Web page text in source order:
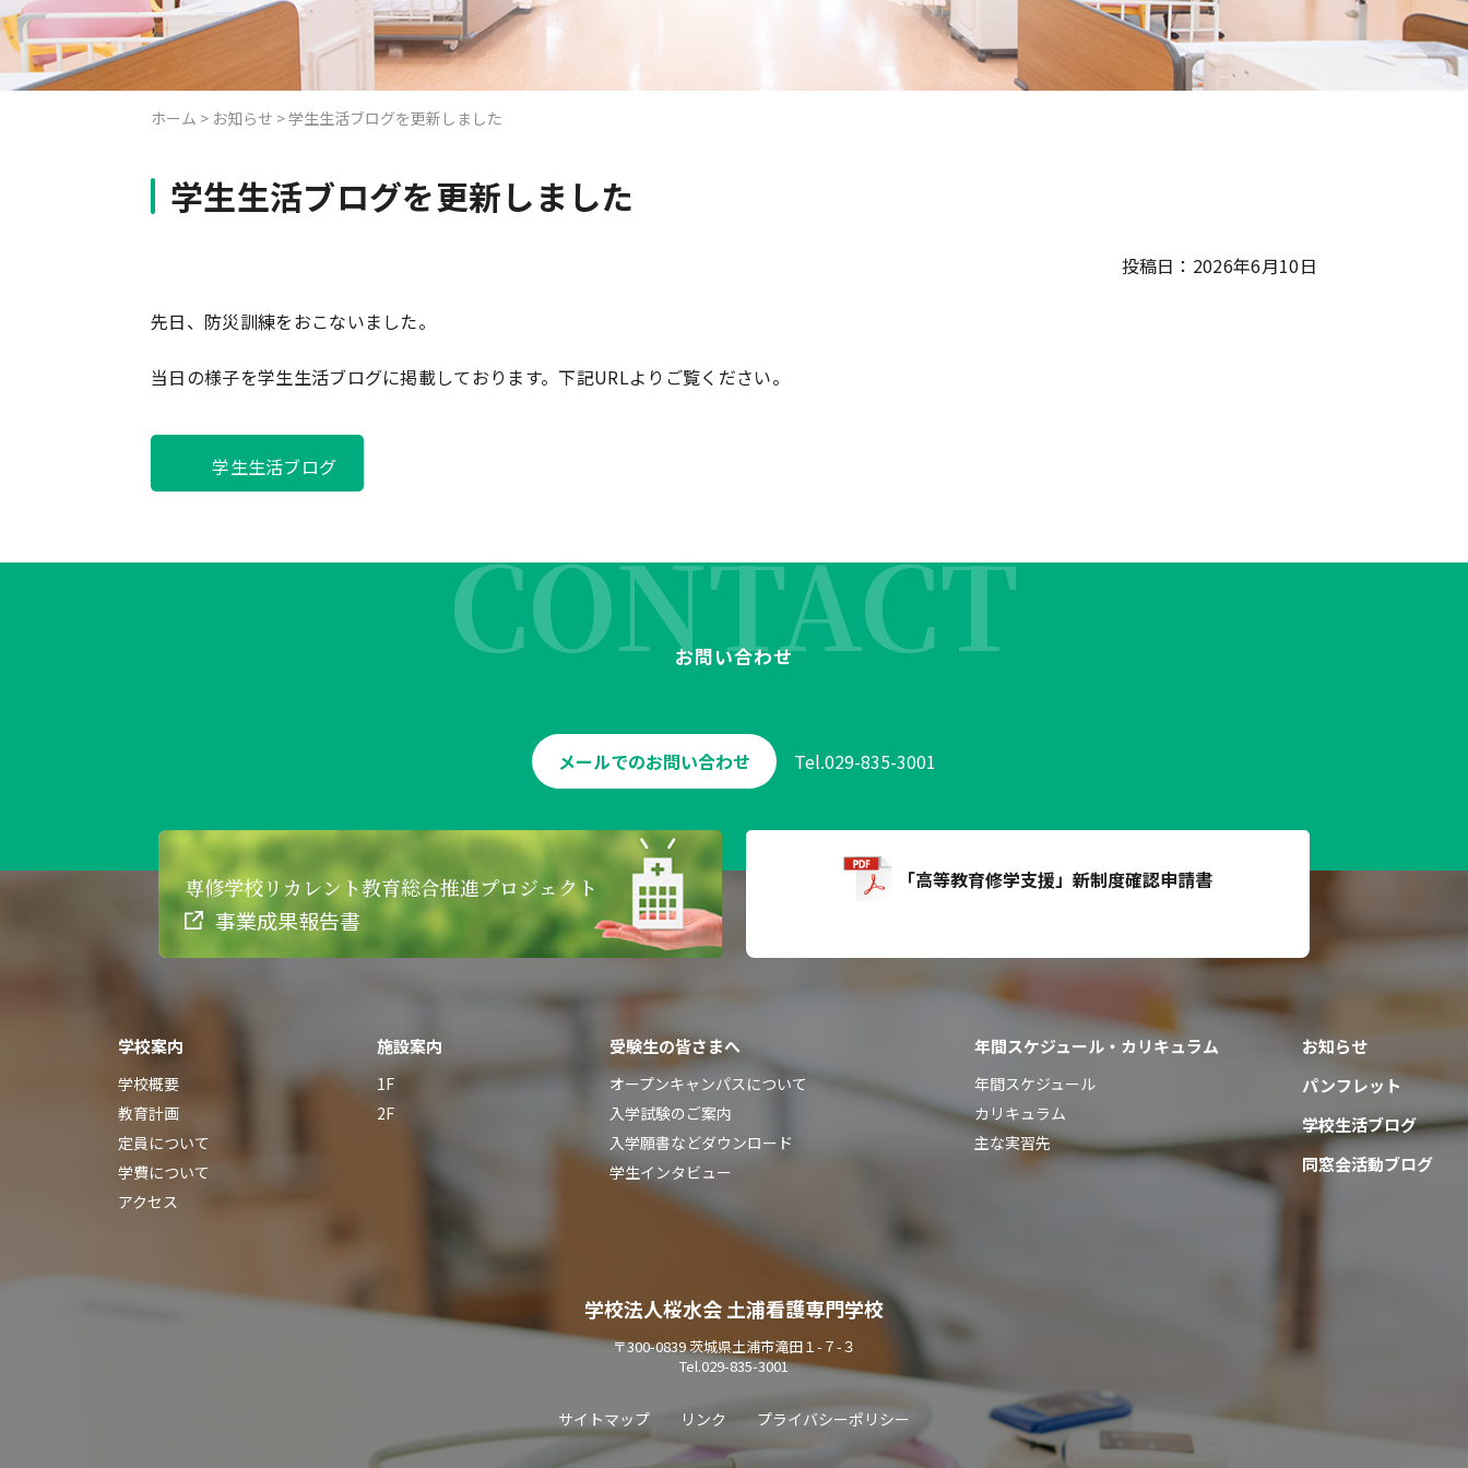
ホーム > お知らせ >学生生活ブログを更新しました
学生生活ブログを更新しました
投稿日：2026年6月10日
先日、防災訓練をおこないました。
当日の様子を学生生活ブログに掲載しております。下記URLよりご覧ください。
学生生活ブログ
CONTACT
お問い合わせ
メールでのお問い合わせ Tel.029-835-3001
専修学校リカレント教育総合推進プロジェクト
事業成果報告書
「高等教育修学支援」 新制度確認申請書
学校案内
学校概要
教育計画
定員について
学費について
アクセス
施設案内
1F
2F
受験生の皆さまへ
オープンキャンパスについて
入学試験のご案内
入学願書などダウンロード
学生インタビュー
年間スケジュール・カリキュラム
年間スケジュール
カリキュラム
主な実習先
お知らせ
パンフレット
学校生活ブログ
同窓会活動ブログ
学校法人桜水会 土浦看護専門学校
〒300-0839 茨城県土浦市滝田１-７-３
Tel.029-835-3001
サイトマップ リンク プライバシーポリシー